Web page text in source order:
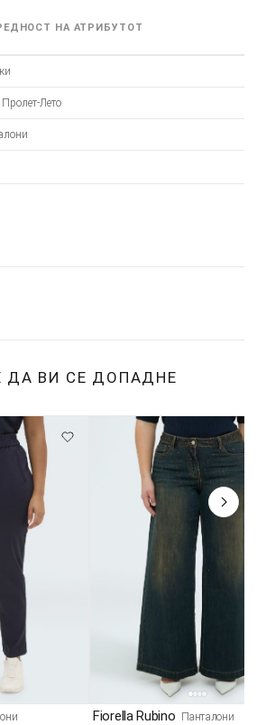
НА АТРИБУТОТ
Лето
ДА ВИ СЕ ДОПАДНЕ
Fiorella Rubino Панталони